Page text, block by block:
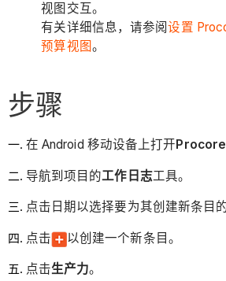
视图交互。
有关详细信息，请参阅设置
预算视图。
步骤
在 Android 移动设备上打开 Procore
导航到项目的工作日志工具。
点击日期以选择要为其创建新条目
点击 以创建一个新条目。
点击生产力。